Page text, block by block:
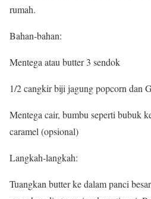
rumah.
Bahan-bahan:
Mentega atau butter 3 sendok
1/2 cangkir biji jagung popcorn dan
Mentega cair, bumbu seperti bubuk
caramel (opsional)
Langkah-langkah:
Tuangkan butter ke dalam panci